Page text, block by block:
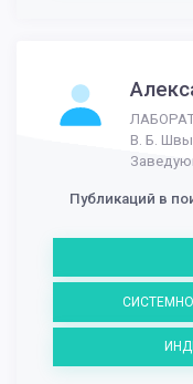
В. Б.
Публикаций в